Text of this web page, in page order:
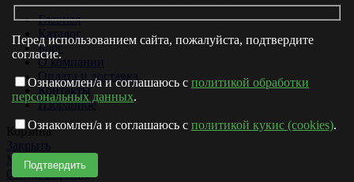
Главная
Каталог
Блог
О компании
Оплата и доставка
Контакты
Избранное
Корзина
Закрыть
Перед использованием сайта, пожалуйста, подтвердите
согласие.
Ознакомлен/а и соглашаюсь с политикой обработки
персональных данных.
Ознакомлен/а и соглашаюсь с политикой кукис (cookies).
Магазин
0
items
Корзина